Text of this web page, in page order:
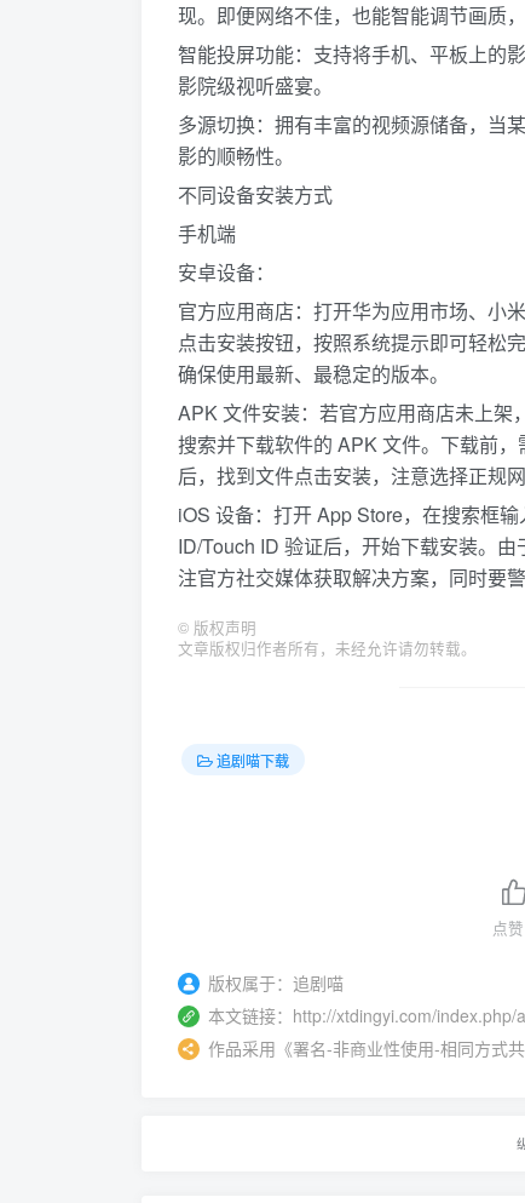
现。即便网络不佳，也能智能调节画质
智能投屏功能：支持将手机、平板上的
影院级视听盛宴。​
多源切换：拥有丰富的视频源储备，当
影的顺畅性。​
不同设备安装方式​
手机端​
安卓设备：​
官方应用商店：打开华为应用市场、小
点击安装按钮，按照系统提示即可轻松
确保使用最新、最稳定的版本。​
APK 文件安装：若官方应用商店未上架
搜索并下载软件的 APK 文件。下载前
后，找到文件点击安装，注意选择正规
iOS 设备：打开 App Store，在搜索框输
ID/Touch ID 验证后，开始下载安装。
注官方社交媒体获取解决方案，同时要
© 版权声明
文章版权归作者所有，未经允许请勿转载。
追剧喵下载
点赞
版权属于： 追剧喵
本文链接： http://xtdingyi.com/index.php/
作品采用 《署名-非商业性使用-相同方式